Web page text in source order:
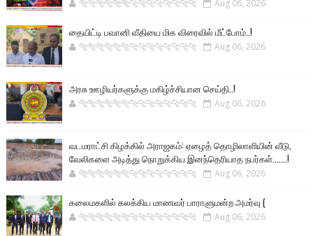
🐅🐅🐅🐅🐅🐅🐆🐆🐆🐆🐆🐆🐆🐆 Aug 06, 2026
தையிட்டி பவானி வீதியை மிக விரைவில் மீட்போம்..!
🐅🐅🐅🐅🐅🐅🐆🐆🐆🐆🐆🐆🐆🐆 Aug 06, 2026
அரசு ஊழியர்களுக்கு மகிழ்ச்சியான செய்தி..!
🐅🐅🐅🐅🐅🐅🐆🐆🐆🐆🐆🐆🐆🐆 Aug 06, 2026
வடமராட்சி கிழக்கில் அராஜகம்: ஏழைத் தொழிலாளியின் வீடு,
வேலிகளை அடித்து நொறுக்கிய இனந்தெரியாத நபர்கள்.......!
🐅🐅🐅🐅🐅🐅🐆🐆🐆🐆🐆🐆🐆🐆 Aug 06, 2026
கலைமகளில் கலக்கிய மாணவர் பாராளுமன்ற அமர்வு (
🐅🐅🐅🐅🐅🐅🐆🐆🐆🐆🐆🐆🐆🐆 Aug 06, 2026